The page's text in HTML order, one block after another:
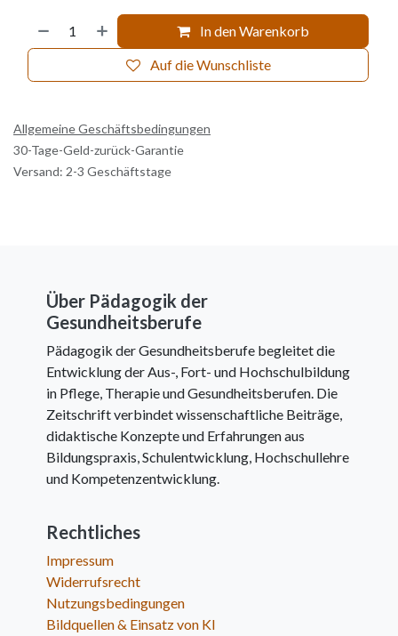
In den Warenkorb
Auf die Wunschliste
Allgemeine Geschäftsbedingungen
30-Tage-Geld-zurück-Garantie
Versand: 2-3 Geschäftstage
Über Pädagogik der
Gesundheitsberufe
Pädagogik der Gesundheitsberufe begleitet die
Entwicklung der Aus-, Fort- und Hochschulbildung
in Pflege, Therapie und Gesundheitsberufen. Die
Zeitschrift verbindet wissenschaftliche Beiträge,
didaktische Konzepte und Erfahrungen aus
Bildungspraxis, Schulentwicklung, Hochschullehre
und Kompetenzentwicklung.
Rechtliches
Impressum
Widerrufsrecht
Nutzungsbedingungen
Bildquellen & Einsatz von KI